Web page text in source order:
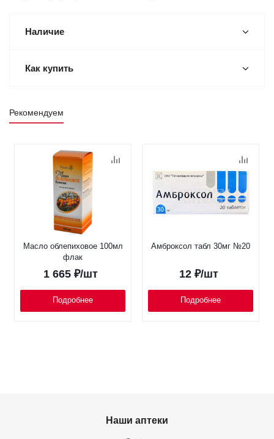
Наличие
Как купить
Рекомендуем
Масло облепиховое 100мл
флак
1 665 ₽/шт
Подробнее
Амброксол табл 30мг №20
12₽/шт
Подробнее
Наши аптеки